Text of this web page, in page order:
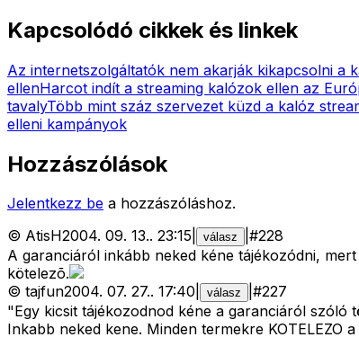
Kapcsolódó cikkek és linkek
Az internetszolgáltatók nem akarják kikapcsolni a
ellenHarcot indít a streaming kalózok ellen az
tavalyTöbb mint száz szervezet küzd a kalóz
elleni kampányok
Hozzászólások
Jelentkezz be a hozzászóláshoz.
© AtisH2004. 09. 13.. 23:15 válasz #228
A garanciáról inkább neked kéne tájékozódni,
kötelezõ.
© tajfun2004. 07. 27.. 17:40 válasz #227
"Egy kicsit tájékozodnod kéne a garanciáról
Inkabb neked kene. Minden termekre